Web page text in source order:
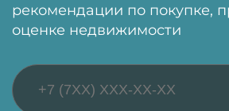
рекомендации по покупке,
оценке недвижимости